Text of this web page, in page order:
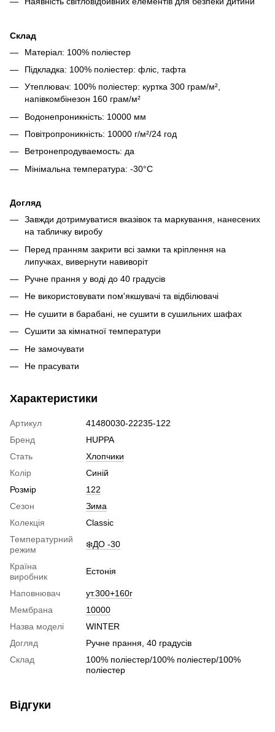
Склад
Матеріал: 100% поліестер
Підкладка: 100% поліестер: фліс, тафта
Утеплювач: 100% поліестер: куртка 300 грам/м²,
напівкомбінезон 160 грам/м²
Водонепроникність: 10000 мм
Повітропроникність: 10000 г/м²/24 год
Ветронепродуваемость: да
Мінімальна температура: -30°C
Догляд
Завжди дотримуватися вказівок та маркування, нанесених
на табличку виробу
Перед пранням закрити всі замки та кріплення на
липучках, вивернути навиворіт
Ручне прання у воді до 40 градусів
Не використовувати пом'якшувачі та відбілювачі
Не сушити в барабані, не сушити в сушильних шафах
Сушити за кімнатної температури
Не замочувати
Не прасувати
Характеристики
Артикул
41480030-22235-122
Бренд
HUPPA
Стать
Хлопчики
Колір
Синій
Розмір
122
Сезон
Зима
Колекція
Classic
Температурний
режим
❄️ДО -30
Країна
виробник
Естонія
Наповнювач
ут.300+160г
Мембрана
10000
Назва моделі
WINTER
Догляд
Ручне прання, 40 градусів
Склад
100% поліестер/100% поліестер/100%
поліестер
Відгуки